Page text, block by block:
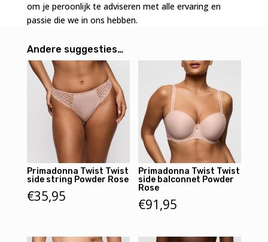
om je peroonlijk te adviseren met alle ervaring en
passie die we in ons hebben.
Andere suggesties…
Primadonna Twist Twist
side string Powder Rose
€35,95
Primadonna Twist Twist
side balconnet Powder
Rose
€91,95